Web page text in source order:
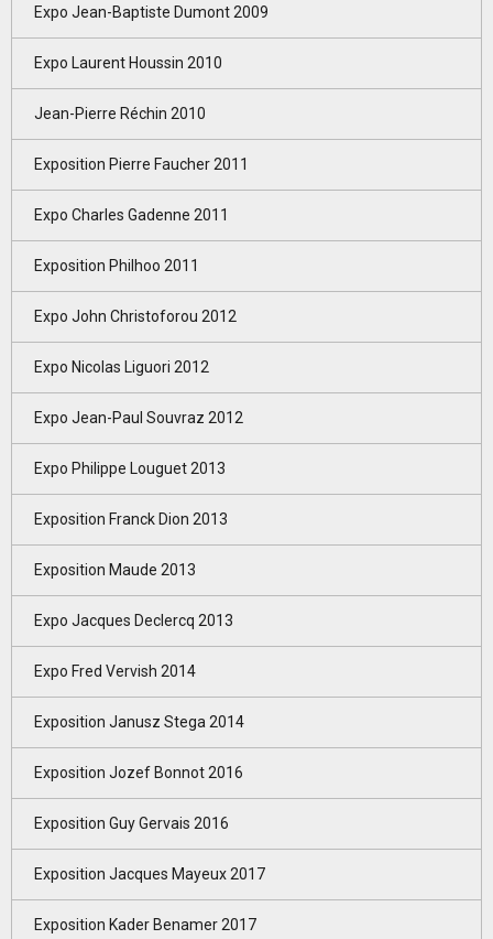
Expo Jean-Baptiste Dumont 2009
Expo Laurent Houssin 2010
Jean-Pierre Réchin 2010
Exposition Pierre Faucher 2011
Expo Charles Gadenne 2011
Exposition Philhoo 2011
Expo John Christoforou 2012
Expo Nicolas Liguori 2012
Expo Jean-Paul Souvraz 2012
Expo Philippe Louguet 2013
Exposition Franck Dion 2013
Exposition Maude 2013
Expo Jacques Declercq 2013
Expo Fred Vervish 2014
Exposition Janusz Stega 2014
Exposition Jozef Bonnot 2016
Exposition Guy Gervais 2016
Exposition Jacques Mayeux 2017
Exposition Kader Benamer 2017